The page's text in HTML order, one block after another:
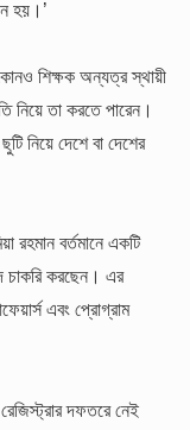
হয়।’
শিক্ষক অন্যত্র স্থায়ী
নিয়ে তা করতে পারেন।
নিয়ে দেশে বা দেশের
রহমান বর্তমানে একটি
চাকরি করছেন। এর
এবং প্রোগ্রাম
দফতরে নেই